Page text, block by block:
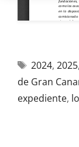
2024, 2025,
de Gran
expediente,